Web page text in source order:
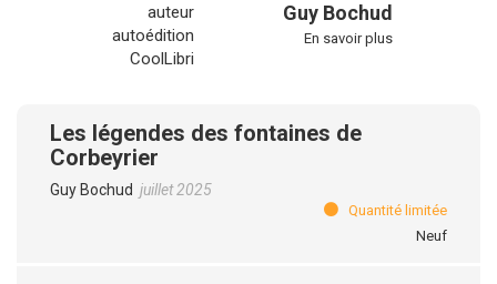
Guy Bochud
En savoir plus
Les légendes des fontaines de
Corbeyrier
Guy Bochud juillet 2025
Quantité limitée
Neuf